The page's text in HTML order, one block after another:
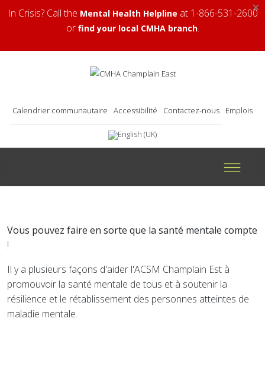
×
In Crisis? Call the Mental Health Helpline at 1-866-531-2600
or find your local CMHA branch.
Calendrier communautaire Accessibilité Contactez-nous Emplois
Vous pouvez faire en sorte que la santé mentale compte
!
Il y a plusieurs façons d'aider l'ACSM Champlain Est à
promouvoir la santé mentale de tous et à soutenir la
résilience et le rétablissement des personnes atteintes de
maladie mentale.